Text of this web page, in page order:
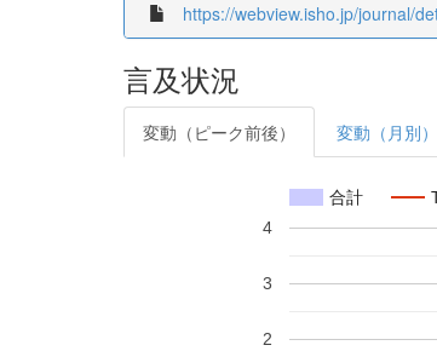
https://webview.isho.jp/journal/
言及状況
変動（ピーク前後） 変動（月別）
合計
2
3
4